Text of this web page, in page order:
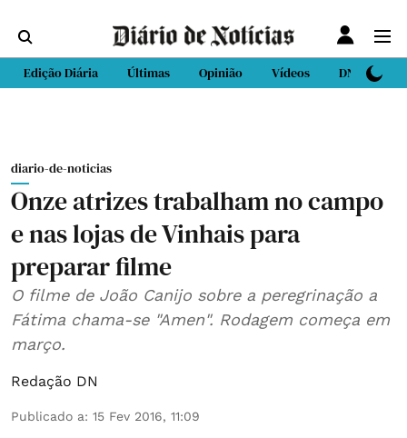
Edição Diária Últimas Opinião Vídeos DN Sport
diario-de-noticias
Onze atrizes trabalham no campo
e nas lojas de Vinhais para
preparar filme
O filme de João Canijo sobre a peregrinação a
Fátima chama-se "Amen". Rodagem começa em
março.
Redação DN
Publicado a: 15 Fev 2016, 11:09